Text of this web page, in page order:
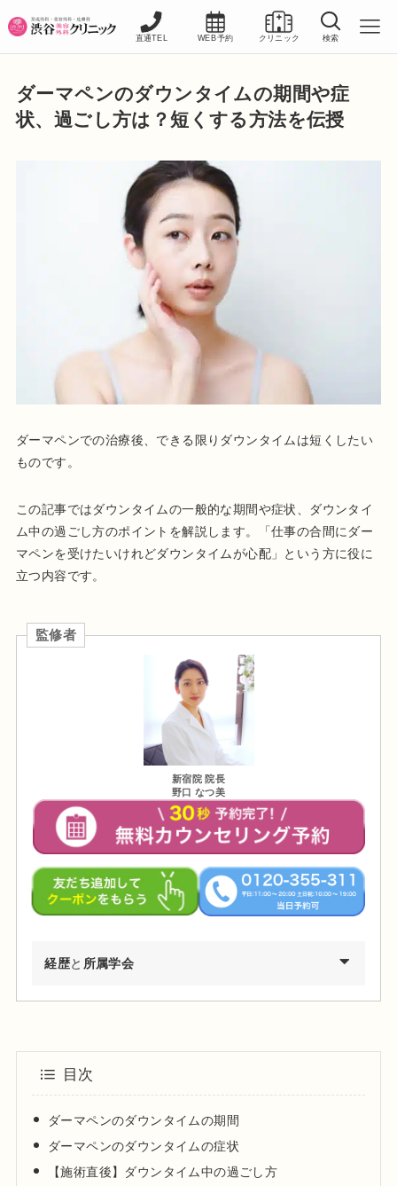
直通TEL WEB予約 クリニック 検索
ダーマペンのダウンタイムの期間や症
状、過ごし方は？短くする方法を伝授
ダーマペンでの治療後、できる限りダウンタイムは短くしたい
ものです。
この記事ではダウンタイムの一般的な期間や症状、ダウンタイ
ム中の過ごし方のポイントを解説します。「仕事の合間にダー
マペンを受けたいけれどダウンタイムが心配」という方に役に
立つ内容です。
監修者
新宿院 院長
野口 なつ美
経歴と 所属学会
2010年04月 東京医科歯科大学医学部付属病院 研修医
2012年04月 東京医科歯科大学皮膚科 勤務
2015年01月 渋谷美容外科クリニック渋谷院 副院長就任
目次
ダーマペンのダウンタイムの期間
ダーマペンのダウンタイムの症状
【施術直後】ダウンタイム中の過ごし方